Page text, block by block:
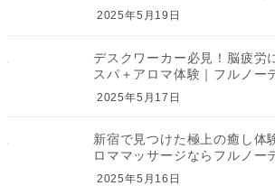
2025年5月19日
デスクワーカー必見！脳疲労
スパ＋アロマ体験｜フルノー
2025年5月17日
新宿で見つけた極上の癒し体
ロママッサージならフルノー
2025年5月16日